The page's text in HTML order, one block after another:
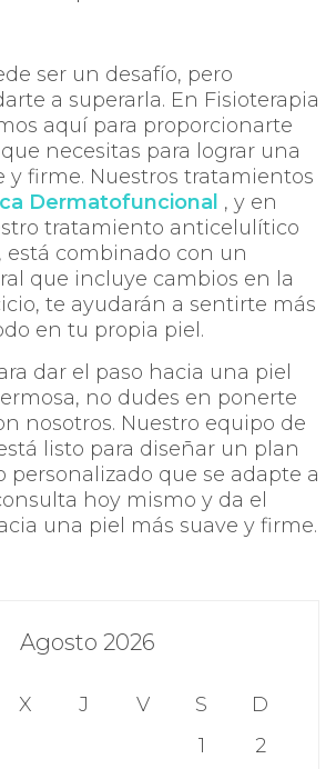
ser un desafío, pero
a superarla. En Fisioterapia
aquí para proporcionarte
necesitas para lograr una
y firme. Nuestros tratamientos
Dermatofuncional , y en
tratamiento anticelulítico
está combinado con un
que incluye cambios en la
te ayudarán a sentirte más
en tu propia piel.
dar el paso hacia una piel
no dudes en ponerte
nosotros. Nuestro equipo de
listo para diseñar un plan
personalizado que se adapte a
hoy mismo y da el
una piel más suave y firme.
Agosto 2026
X J V S
D
1
2